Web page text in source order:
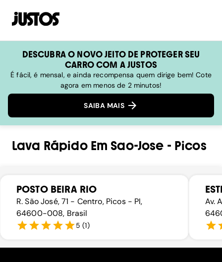
DESCUBRA O NOVO JEITO DE PROTEGER SEU
CARRO COM A JUSTOS
É fácil, é mensal, e ainda recompensa quem dirige bem! Cote
agora em menos de 2 minutos!
SAIBA MAIS
Lava RápidoEm Sao-Jose - Picos
POSTO BEIRA RIO
R. São José, 71 - Centro, Picos - PI,
64600-008, Brasil
5 (1)
Av.